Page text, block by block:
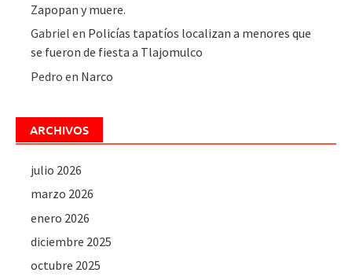
Zapopan y muere.
Gabriel en Policías tapatíos localizan a menores que
se fueron de fiesta a Tlajomulco
Pedro en Narco
ARCHIVOS
julio 2026
marzo 2026
enero 2026
diciembre 2025
octubre 2025